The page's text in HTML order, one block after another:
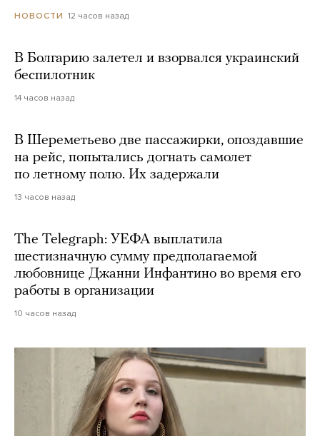
НОВОСТИ 12 часов назад
В Болгарию залетел и взорвался украинский
беспилотник
14 часов назад
В Шереметьево две пассажирки, опоздавшие
на рейс, попытались догнать самолет
по летному полю. Их задержали
13 часов назад
The Telegraph: УЕФА выплатила
шестизначную сумму предполагаемой
любовнице Джанни Инфантино во время его
работы в организации
10 часов назад